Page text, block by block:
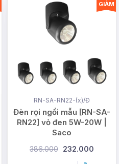
RN-SA-RN22-(x)/Đ
Đèn rọi ngồi mẫu [RN-SA-
RN22] vỏ đen 5W-20W |
Saco
386.000 232.000
GIẢM